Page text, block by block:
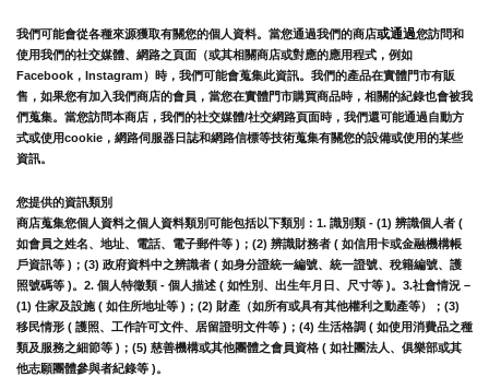
我們可能會從各種來源獲取有關您的個人資料。當您通過我們的商店或通過您訪問和
使用我們的社交媒體、 網路之頁面（或其相關商店或對應的應用程式，例如
Facebook，Instagram）時，我們可能會蒐集此資訊。我們的產品在實體門市有販
售，如果您有加入我們商店的會員，當您在實體門市購買商品時，相關的紀錄也會被我
們蒐集。 當您訪問本商店，我們的社交媒體/社交網路頁面時，我們還可能通過自動方
式或使用cookie，網路伺服器日誌和網路信標等技術蒐集有關您的設備或使用的某些
資訊。
您提供的資訊類別
商店蒐集您個人資料之個人資料類別可能包括以下類別：1. 識別類 - (1) 辨識個人者 (
如會員之姓名、地址、電話、電子郵件等 )；(2) 辨識財務者 ( 如信用卡或金融機構帳
戶資訊等 )；(3) 政府資料中之辨識者 ( 如身分證統一編號、統一證號、稅籍編號、護
照號碼等 )。2. 個人特徵類 - 個人描述 ( 如性別、出生年月日、尺寸等 )。3.社會情況 –
(1) 住家及設施 ( 如住所地址等 )；(2) 財產（如所有或具有其他權利之動產等）；(3)
移民情形 ( 護照、工作許可文件、居留證明文件等 )；(4) 生活格調 ( 如使用消費品之種
類及服務之細節等 )；(5) 慈善機構或其他團體之會員資格 ( 如社團法人、俱樂部或其
他志願團體參與者紀錄等 )。